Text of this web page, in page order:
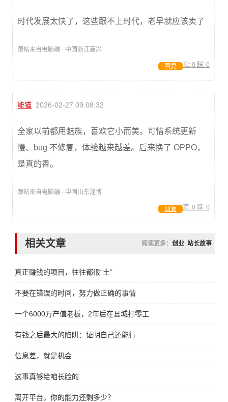
时代发展太快了，这些跟不上时代，老早就应该卖了
跟帖来自电脑端 · 中国浙江嘉兴
顶: 0 踩: 0
回复
能猫 2026-02-27 09:08:32
全家以前都用魅族，喜欢它小而美。可惜系统更新
慢、bug 不修复，体验越来越差。后来换了 OPPO，
是真的香。
跟帖来自电脑端 · 中国山东淄博
顶: 0 踩: 0
回复
相关文章 阅读更多： 创业 站长故事
真正赚钱的项目，往往都很“土”
不要在错误的时间，努力做正确的事情
一个6000万产值老板，2年后在县城打零工
有钱之后最大的陷阱：证明自己还能行
信息差，就是机会
这事真够给咱长脸的
离开平台，你的能力还剩多少？